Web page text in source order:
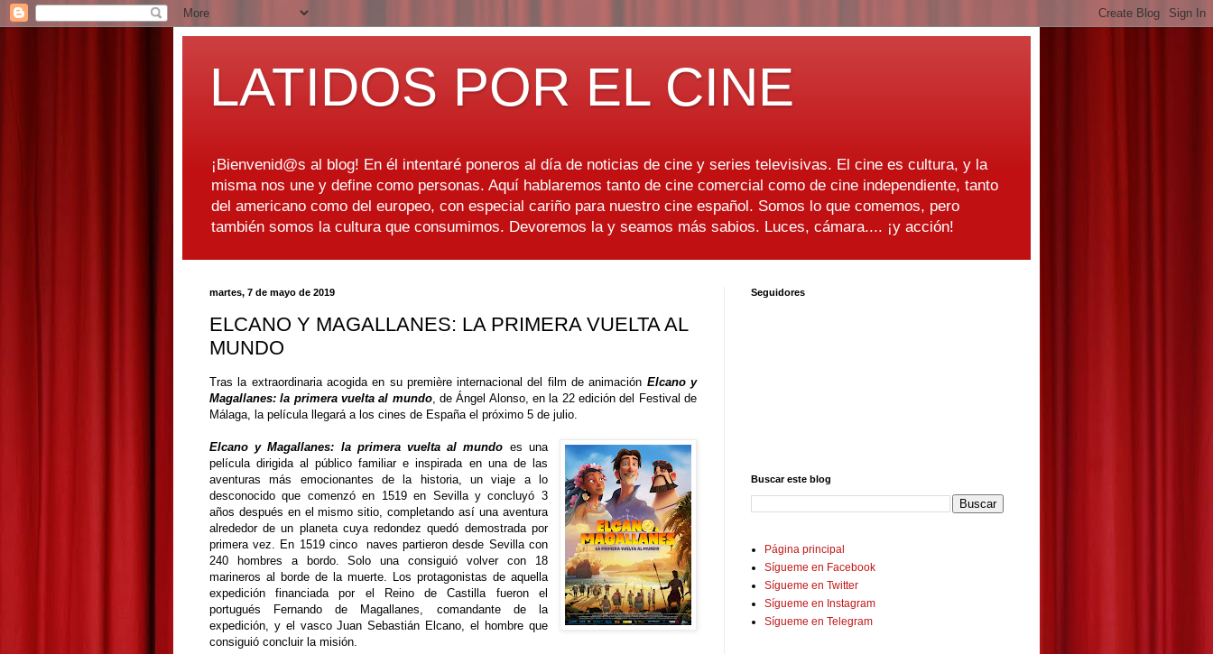
LATIDOS POR EL CINE
¡Bienvenid@s al blog! En él intentaré poneros al día de noticias de cine y series televisivas. El cine es cultura, y la
misma nos une y define como personas. Aquí hablaremos tanto de cine comercial como de cine independiente, tanto
del americano como del europeo, con especial cariño para nuestro cine español. Somos lo que comemos, pero
también somos la cultura que consumimos. Devoremos la y seamos más sabios. Luces, cámara.... ¡y acción!
martes, 7 de mayo de 2019
ELCANO Y MAGALLANES: LA PRIMERA VUELTA AL
MUNDO
Tras la extraordinaria acogida en su première internacional del film de animación Elcano y
Magallanes: la primera vuelta al mundo, de Ángel Alonso, en la 22 edición del Festival de
Málaga, la película llegará a los cines de España el próximo 5 de julio.
Elcano y Magallanes: la primera vuelta al mundo es una
película dirigida al público familiar e inspirada en una de las
aventuras más emocionantes de la historia, un viaje a lo
desconocido que comenzó en 1519 en Sevilla y concluyó 3
años después en el mismo sitio, completando así una aventura
alrededor de un planeta cuya redondez quedó demostrada por
primera vez. En 1519 cinco naves partieron desde Sevilla con
240 hombres a bordo. Solo una consiguió volver con 18
marineros al borde de la muerte. Los protagonistas de aquella
expedición financiada por el Reino de Castilla fueron el
portugués Fernando de Magallanes, comandante de la
expedición, y el vasco Juan Sebastián Elcano, el hombre que
consiguió concluir la misión.
Seguidores
Buscar este blog
Página principal
Sígueme en Facebook
Sígueme en Twitter
Sígueme en Instagram
Sígueme en Telegram